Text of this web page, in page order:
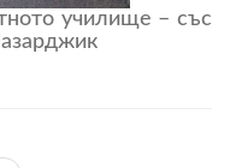
училище – със